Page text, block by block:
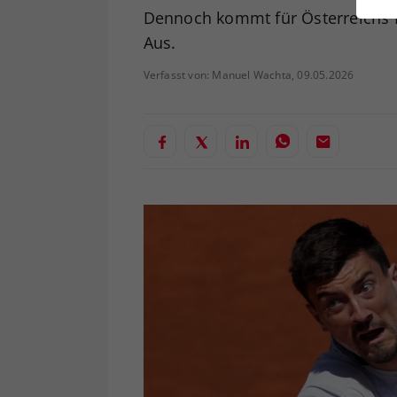
Dennoch kommt für
Aus.
Verfasst von: Manuel Wachta, 09.05.2026